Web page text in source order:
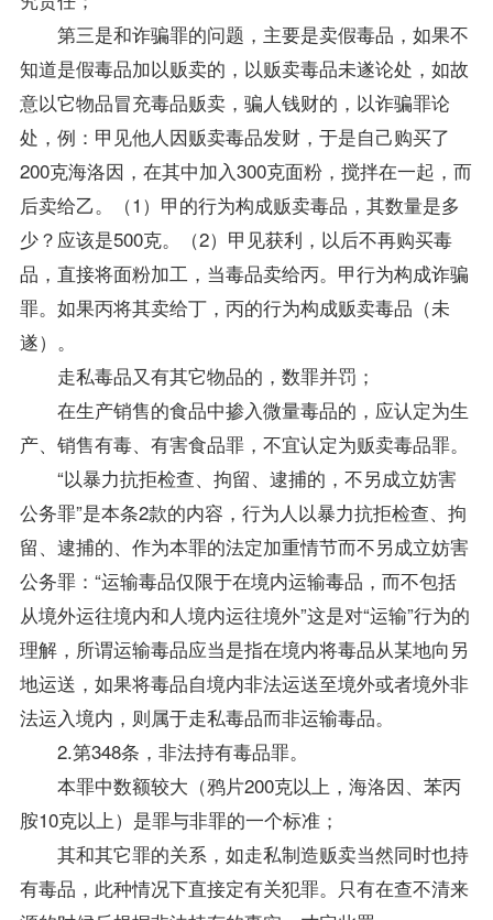
第三是和诈骗罪的问题，主要是卖假毒品，如果不
知道是假毒品加以贩卖的，以贩卖毒品未遂论处，如故
意以它物品冒充毒品贩卖，骗人钱财的，以诈骗罪论
处，例：甲见他人因贩卖毒品发财，于是自己购买了
200克海洛因，在其中加入300克面粉，搅拌在一起，而
后卖给乙。（1）甲的行为构成贩卖毒品，其数量是多
少？应该是500克。（2）甲见获利，以后不再购买毒
品，直接将面粉加工，当毒品卖给丙。甲行为构成诈骗
罪。如果丙将其卖给丁，丙的行为构成贩卖毒品（未
遂）。
走私毒品又有其它物品的，数罪并罚；
在生产销售的食品中掺入微量毒品的，应认定为生
产、销售有毒、有害食品罪，不宜认定为贩卖毒品罪。
“以暴力抗拒检查、拘留、逮捕的，不另成立妨害
公务罪”是本条2款的内容，行为人以暴力抗拒检查、拘
留、逮捕的、作为本罪的法定加重情节而不另成立妨害
公务罪：“运输毒品仅限于在境内运输毒品，而不包括
从境外运往境内和人境内运往境外”这是对“运输”行为的
理解，所谓运输毒品应当是指在境内将毒品从某地向另
地运送，如果将毒品自境内非法运送至境外或者境外非
法运入境内，则属于走私毒品而非运输毒品。
2.第348条，非法持有毒品罪。
本罪中数额较大（鸦片200克以上，海洛因、苯丙
胺10克以上）是罪与非罪的一个标准；
其和其它罪的关系，如走私制造贩卖当然同时也持
有毒品，此种情况下直接定有关犯罪。只有在查不清来